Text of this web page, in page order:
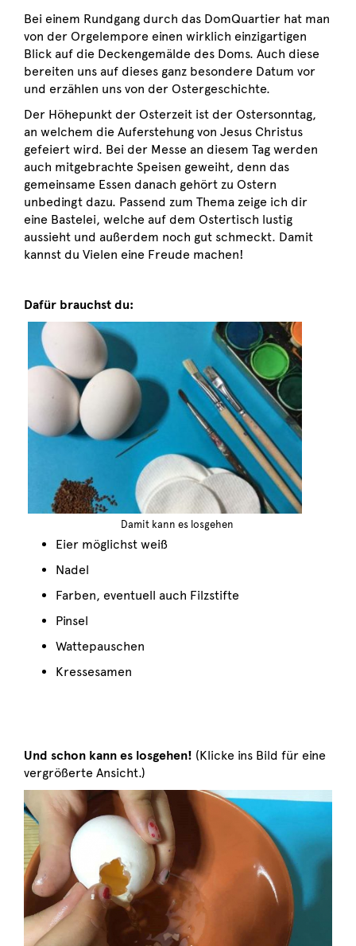
Bei einem Rundgang durch das DomQuartier hat man
von der Orgelempore einen wirklich einzigartigen
Blick auf die Deckengemälde des Doms. Auch diese
bereiten uns auf dieses ganz besondere Datum vor
und erzählen uns von der Ostergeschichte.
Der Höhepunkt der Osterzeit ist der Ostersonntag,
an welchem die Auferstehung von Jesus Christus
gefeiert wird. Bei der Messe an diesem Tag werden
auch mitgebrachte Speisen geweiht, denn das
gemeinsame Essen danach gehört zu Ostern
unbedingt dazu. Passend zum Thema zeige ich dir
eine Bastelei, welche auf dem Ostertisch lustig
aussieht und außerdem noch gut schmeckt. Damit
kannst du Vielen eine Freude machen!
Dafür brauchst du:
Damit kann es losgehen
Eier möglichst weiß
Nadel
Farben, eventuell auch Filzstifte
Pinsel
Wattepauschen
Kressesamen
Und schon kann es losgehen! (Klicke ins Bild für eine
vergrößerte Ansicht.)